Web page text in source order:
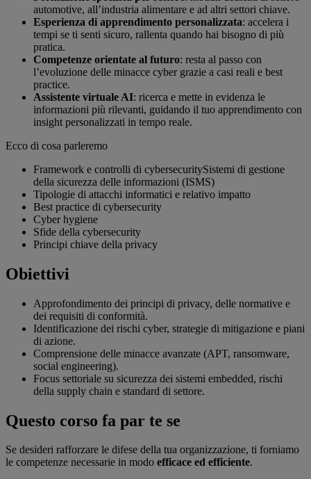
automotive, all’industria alimentare e ad altri settori chiave.
Esperienza di apprendimento personalizzata: accelera i
tempi se ti senti sicuro, rallenta quando hai bisogno di più
pratica.
Competenze orientate al futuro: resta al passo con
l’evoluzione delle minacce cyber grazie a casi reali e best
practice.
Assistente virtuale AI: ricerca e mette in evidenza le
informazioni più rilevanti, guidando il tuo apprendimento con
insight personalizzati in tempo reale.
Ecco di cosa parleremo
Framework e controlli di cybersecuritySistemi di gestione
della sicurezza delle informazioni (ISMS)
Tipologie di attacchi informatici e relativo impatto
Best practice di cybersecurity
Cyber hygiene
Sfide della cybersecurity
Principi chiave della privacy
Obiettivi
Approfondimento dei principi di privacy, delle normative e
dei requisiti di conformità.
Identificazione dei rischi cyber, strategie di mitigazione e piani
di azione.
Comprensione delle minacce avanzate (APT, ransomware,
social engineering).
Focus settoriale su sicurezza dei sistemi embedded, rischi
della supply chain e standard di settore.
Questo corso fa par te se
Se desideri rafforzare le difese della tua organizzazione, ti forniamo
le competenze necessarie in modo efficace ed efficiente.